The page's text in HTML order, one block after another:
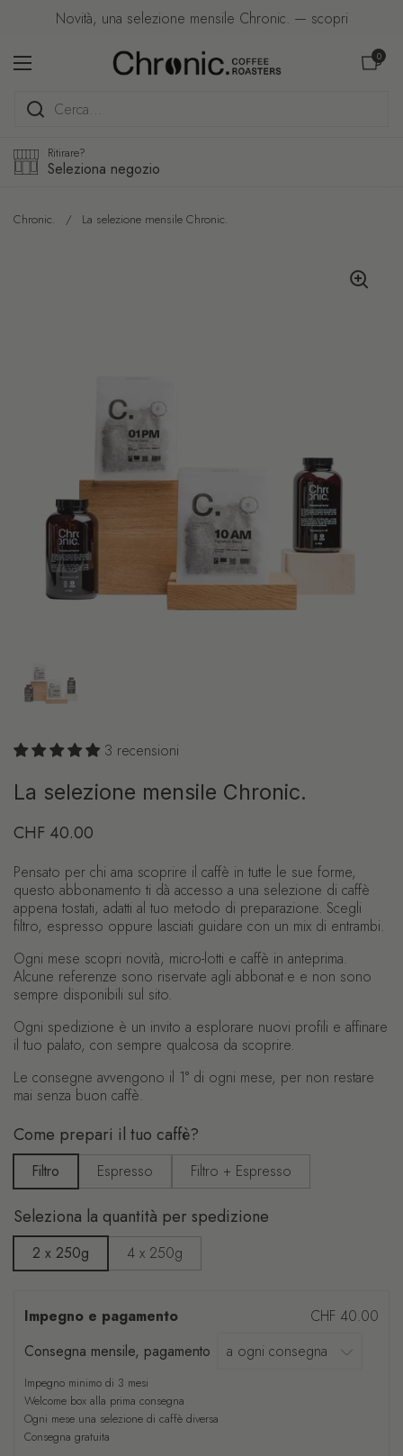
Passa ai contenutiNovità, una selezione mensile Chronic. — scopri
Apri menu
Apri
0
Ritirare?
Seleziona negozio
Chronic. / La selezione mensile Chronic.
3 recensioni
La selezione mensile Chronic.
Prezzo di listino
CHF 40.00
Pensato per chi ama scoprire il caffè in tutte le sue forme,
questo abbonamento ti dà accesso a una selezione di caffè
appena tostati, adatti al tuo metodo di preparazione. Scegli
filtro, espresso oppure lasciati guidare con un mix di entrambi.
Ogni mese scopri novità, micro-lotti e caffè in anteprima.
Alcune referenze sono riservate agli abbonat·e e non sono
sempre disponibili sul sito.
Ogni spedizione è un invito a esplorare nuovi profili e affinare
il tuo palato, con sempre qualcosa da scoprire.
Le consegne avvengono il 1° di ogni mese, per non restare
mai senza buon caffè.
Come prepari il tuo caffè?
Filtro Espresso Filtro + Espresso
Seleziona la quantità per spedizione
2 x 250g 4 x 250g
Impegno e pagamento
CHF 40.00
Consegna mensile, pagamento
Impegno minimo di 3 mesi
Welcome box alla prima consegna
Ogni mese una selezione di caffè diversa
Consegna gratuita